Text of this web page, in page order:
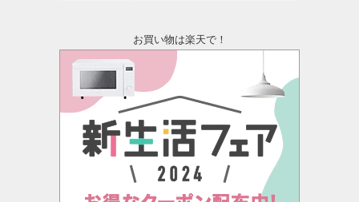
お買い物は楽天で！